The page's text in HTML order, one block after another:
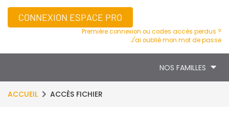
CONNEXION ESPACE PRO
Première connexion ou codes accès perdus ?
J'ai oublié mon mot de passe
NOS FAMILLES
ACCUEIL ACCÈS FICHIER